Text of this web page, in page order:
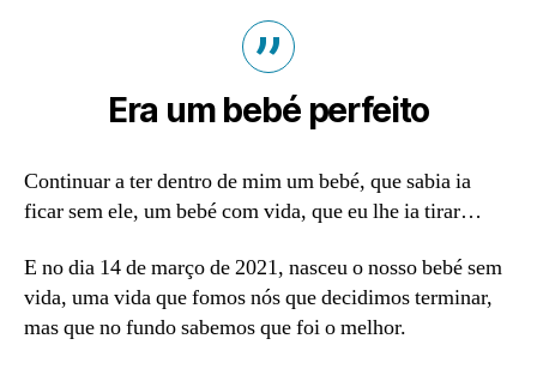
Era um bebé perfeito
Continuar a ter dentro de mim um bebé, que sabia ia
ficar sem ele, um bebé com vida, que eu lhe ia tirar…
E no dia 14 de março de 2021, nasceu o nosso bebé sem
vida, uma vida que fomos nós que decidimos terminar,
mas que no fundo sabemos que foi o melhor.